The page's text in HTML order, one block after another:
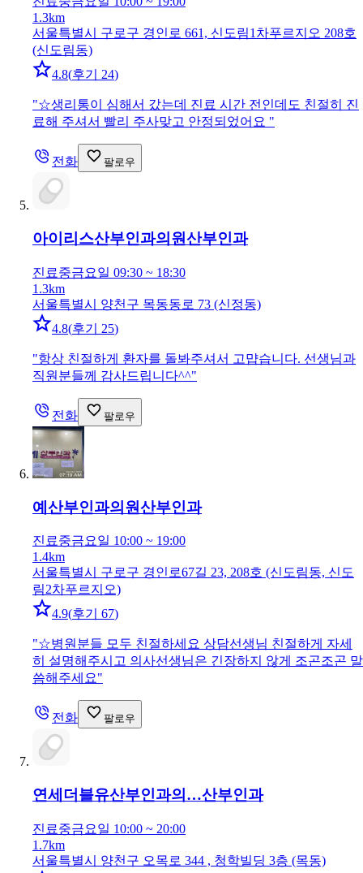
1.3km
서울특별시 구로구 경인로 661, 신도림1차푸르지오 208호
(신도림동)
4.8(후기 24)
"☆생리통이 심해서 갔는데 진료 시간 전인데도 친절히 진
료해 주셔서 빨리 주사맞고 안정되었어요 "
전화 팔로우
아이리스산부인과의원산부인과
진료중금요일 09:30 ~ 18:30
1.3km
서울특별시 양천구 목동동로 73 (신정동)
4.8(후기 25)
"항상 친절하게 환자를 돌봐주셔서 고먑습니다. 선생님과
직원분들께 감사드립니다^^"
전화 팔로우
예산부인과의원산부인과
진료중금요일 10:00 ~ 19:00
1.4km
서울특별시 구로구 경인로67길 23, 208호 (신도림동, 신도
림2차푸르지오)
4.9(후기 67)
"☆병원분들 모두 친절하세요 상담선생님 친절하게 자세
히 설명해주시고 의사선생님은 긴장하지 않게 조곤조곤 말
씀해주세요"
전화 팔로우
연세더블유산부인과의…산부인과
진료중금요일 10:00 ~ 20:00
1.7km
서울특별시 양천구 오목로 344 , 청학빌딩 3층 (목동)